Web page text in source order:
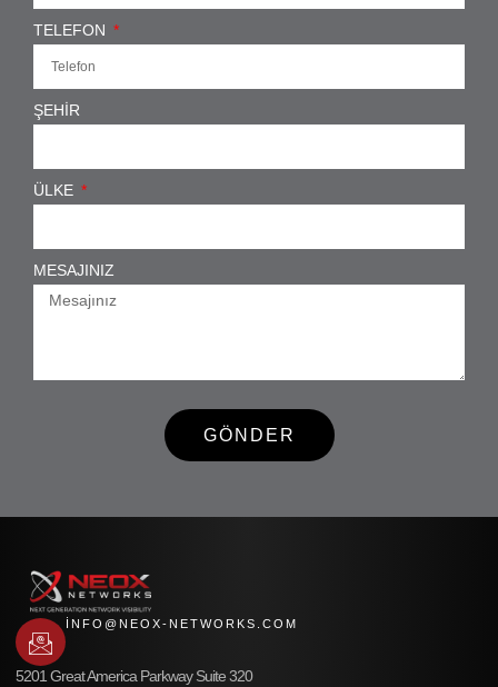
TELEFON
ŞEHIR
ÜLKE
MESAJINIZ
GÖNDER
INFO@NEOX-NETWORKS.COM
5201 Great America Parkway Suite 320